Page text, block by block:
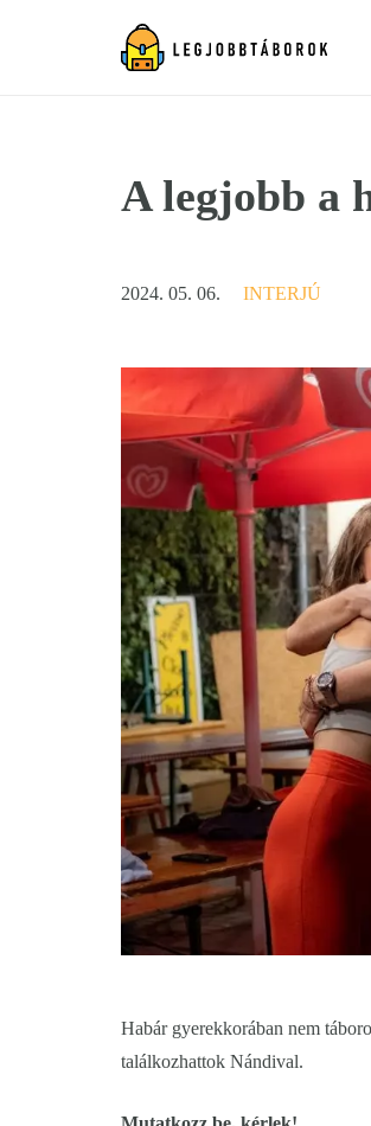
A legjobb a
2024. 05. 06. INTERJÚ
Habár gyerekkorában nem
találkozhattok Nándival.